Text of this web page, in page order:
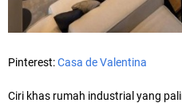
Pinterest:Casa de Valentina
Ciri khas rumah industrial yang